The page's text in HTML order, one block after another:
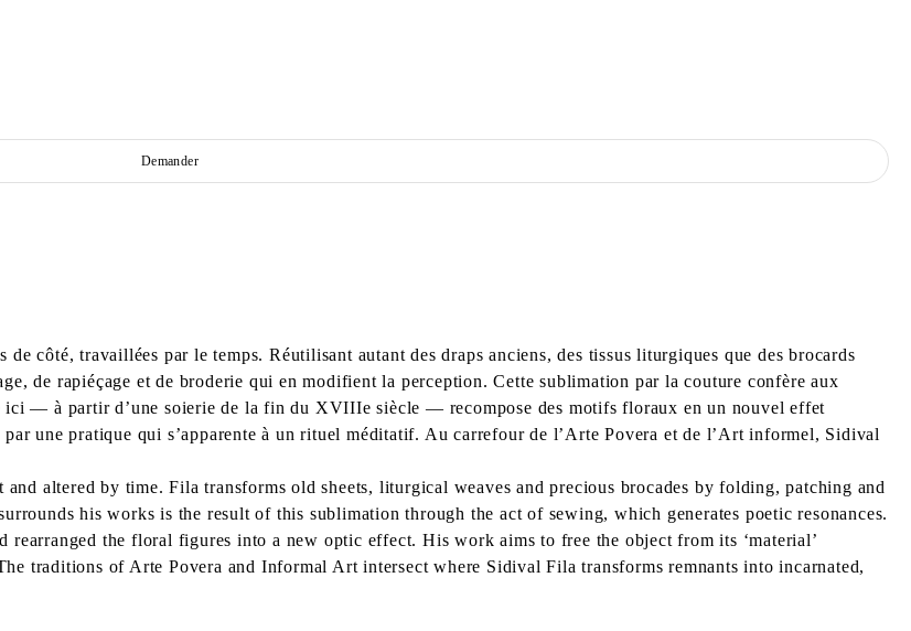
Demander
côté, travaillées par le temps. Réutilisant autant des draps anciens, des tissus liturgiques que des brocards
de rapiéçage et de broderie qui en modifient la perception. Cette sublimation par la couture confère aux
ici ― à partir d’une soierie de la fin du XVIIIe siècle ― recompose des motifs floraux en un nouvel effet
une pratique qui s’apparente à un rituel méditatif. Au carrefour de l’Arte Povera et de l’Art informel, Sidival
altered by time. Fila transforms old sheets, liturgical weaves and precious brocades by folding, patching and
his works is the result of this sublimation through the act of sewing, which generates poetic resonances.
rearranged the floral figures into a new optic effect. His work aims to free the object from its ‘material’
traditions of Arte Povera and Informal Art intersect where Sidival Fila transforms remnants into incarnated,